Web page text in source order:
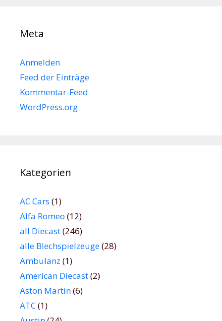
Meta
Anmelden
Feed der Einträge
Kommentar-Feed
WordPress.org
Kategorien
AC Cars (1)
Alfa Romeo (12)
all Diecast(246)
alle Blechspielzeuge(28)
Ambulanz (1)
American Diecast(2)
Aston Martin(6)
ATC(1)